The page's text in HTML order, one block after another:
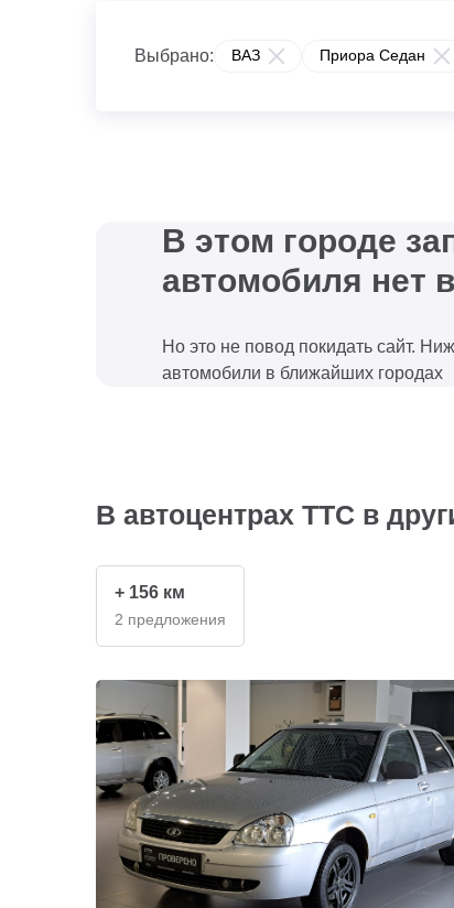
Выбрано: ВАЗ Приора Седан
В этом городе
автомобиля нет
Но это не повод покидать сайт.
автомобили в ближайших городах
В автоцентрах ТТС в
+ 156 км
2 предложения